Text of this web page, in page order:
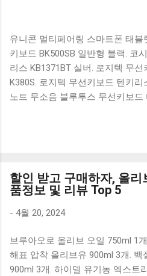
유니콘 멀티페어링 스마트폰 태
키보드 BK500SB 일반형 블랙. 코
리스 KB1371BT 실버. 로지텍 무
K380S. 로지텍 무선키보드 텐키리
노트 무소음 블루투스 무선키보드
혜택을 놓치지 마세요. 다양한 할
치지 않도록 먼저 확인해보세요.
를 사더라도 종류도 많고, 가격도
많을 수 밖에 없습니다. 다양한 상
꼼꼼히 비교해서 구매하실 수 있도
가상품 보러가기 추천상품 Best
할인 받고 구매하자, 올리
품정보 및 리뷰 Top 5
- 4월 20, 2024
브루아오로 올리브 오일 750ml 1
해표 압착 올리브유 900ml 3개.
900ml 3개. 하이델 유기농 엑스트